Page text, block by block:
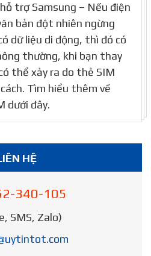
trợ Samsung – Nếu điện
bản đột nhiên ngừng
dữ liệu di động, thì đó có
thường, khi bạn thay
thể xảy ra do thẻ SIM
Tìm hiểu thêm về
dưới đây.
HỆ
340-105
SMS, Zalo)